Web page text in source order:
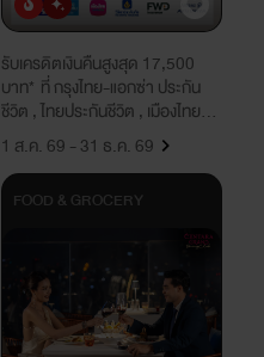
ยอดนิยมมาใหม่
รับเครดิตเงินคืนสูงสุด 17,500
บาท* ที่ กรุงไทย-แอกซ่า ประกัน
ชีวิต , ไทยประกันชีวิต , เมืองไทย
ประกันชีวิต , วิริยะประกันภัย , เอฟ
ดับบลิวดี ประกันชีวิต , อลิอันซ์
อยุธยา ประกันชีวิต
1 ส.ค. 69 - 31 ธ.ค. 69
FOOD & GROCERY